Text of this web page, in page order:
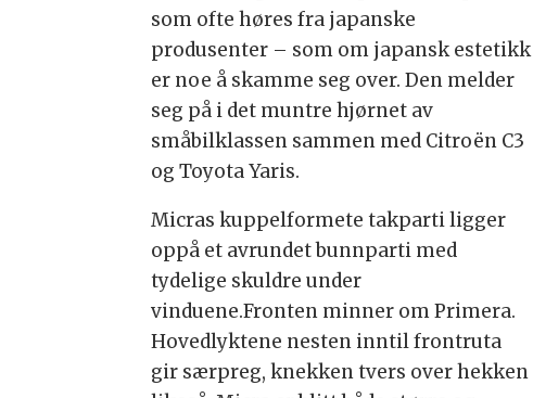
som ofte høres fra japanske
produsenter – som om japansk estetikk
er noe å skamme seg over. Den melder
seg på i det muntre hjørnet av
småbilklassen sammen med Citroën C3
og Toyota Yaris.
Micras kuppelformete takparti ligger
oppå et avrundet bunnparti med
tydelige skuldre under
vinduene.Fronten minner om Primera.
Hovedlyktene nesten inntil frontruta
gir særpreg, knekken tvers over hekken